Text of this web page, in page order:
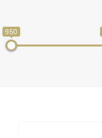
950